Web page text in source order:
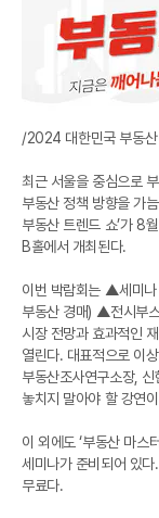
/2024 대한민국 부동산
최근 서울을 중심으로
부동산 정책 방향을 가
부동산 트렌드 쇼’가 8
B홀에서 개최된다.
이번 박람회는 ▲세미
부동산 경매) ▲전시부
시장 전망과 효과적인
열린다. 대표적으로 이
부동산조사연구소장, 신
놓치지 말아야 할 강연
이 외에도 ‘부동산 마스
세미나가 준비되어 있
무료다.